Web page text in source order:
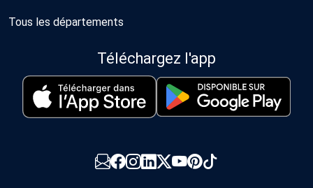
Tous les départements
Téléchargez l'app